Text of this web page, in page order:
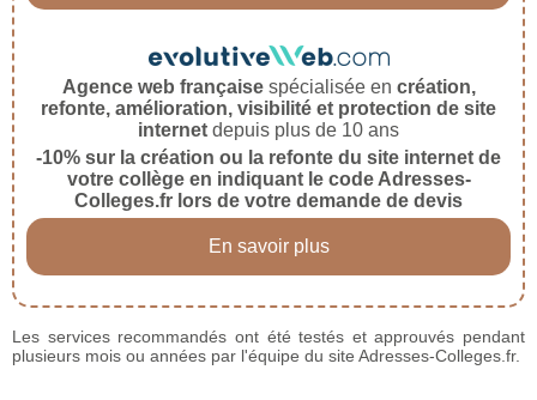
Agence web françaisespécialisée en création,
refonte, amélioration, visibilité et protection de site
internet depuis plus de 10 ans
-10% sur la création ou la refonte du site internet de
votre collège en indiquant le code Adresses-
Colleges.fr lors de votre demande de devis
En savoir plus
Les services recommandés ont été testés et approuvés pendant
plusieurs mois ou années par l'équipe du site Adresses-Colleges.fr.